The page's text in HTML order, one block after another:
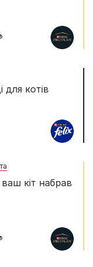
для котів
кіт набрав